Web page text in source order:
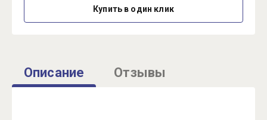
Купить в один клик
Описание Отзывы